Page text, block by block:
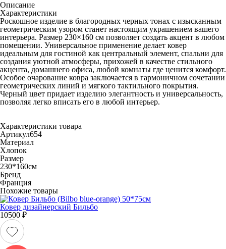
Описание
Характеристики
Роскошное изделие в благородных черных тонах с изысканным
геометрическим узором станет настоящим украшением вашего
интерьера. Размер 230×160 см позволяет создать акцент в любом
помещении. Универсальное применение делает ковер
идеальным для гостиной как центральный элемент, спальни для
создания уютной атмосферы, прихожей в качестве стильного
акцента, домашнего офиса, любой комнаты где ценится комфорт.
Особое очарование ковра заключается в гармоничном сочетании
геометрических линий и мягкого тактильного покрытия.
Черный цвет придает изделию элегантность и универсальность,
позволяя легко вписать его в любой интерьер.
Характеристики товара
Артикул654
Материал
Хлопок
Размер
230*160см
Бренд
Франция
Похожие товары
Ковер дизайнерский Бильбо
10500 ₽